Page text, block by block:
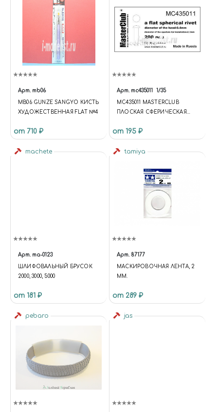
Арт. mb06
MB06 GUNZE SANGYO КИСТЬ
ХУДОЖЕСТВЕННАЯ FLAT №4
от 710 ₽
Арт. mc435011 1/35
MC435011 MASTERCLUB
ПЛОСКАЯ СФЕРИЧЕСКАЯ
(200 ШТ.)
от 195 ₽
machete
Арт. ma-0123
ШЛИФОВАЛЬНЫЙ БРУСОК
2000, 3000, 5000
от 181 ₽
tamiya
Арт. 87177
МАСКИРОВОЧНАЯ ЛЕНТА, 2
ММ.
от 289 ₽
pebaro jas